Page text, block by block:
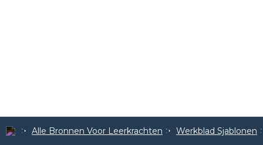
Alle Bronnen Voor Leerkrachten Werkblad Sjablonen